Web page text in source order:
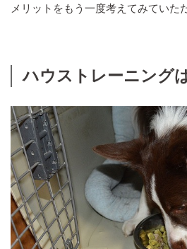
メリットをもう一度考えてみていた
ハウストレーニング